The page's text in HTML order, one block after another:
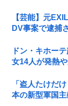
【芸能】元
DV事案で逮捕
ドン・キホー
女14人が発熱
「盗人たけだ
本の新型軍国主